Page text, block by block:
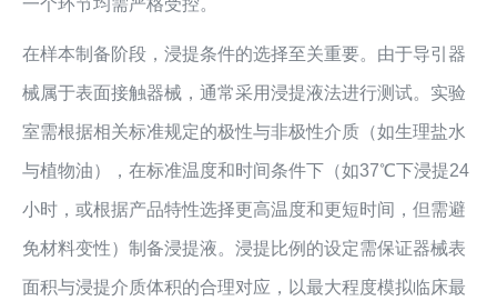
一个环节均需严格受控。
在样本制备阶段，浸提条件的选择至关重要。由于导引器
械属于表面接触器械，通常采用浸提液法进行测试。实验
室需根据相关标准规定的极性与非极性介质（如生理盐水
与植物油），在标准温度和时间条件下（如37℃下浸提24
小时，或根据产品特性选择更高温度和更短时间，但需避
免材料变性）制备浸提液。浸提比例的设定需保证器械表
面积与浸提介质体积的合理对应，以最大程度模拟临床最